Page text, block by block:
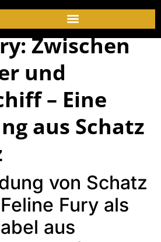
Zwischen
und
– Eine
aus Schatz
von Schatz
Fury als
aus